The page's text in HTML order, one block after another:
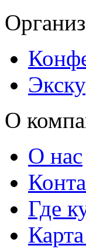
О
О нас
Где